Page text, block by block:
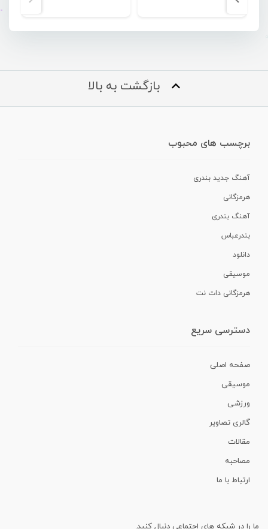
بازگشت به بالا
برچسب های محبوب
آهنگ جدید بندری
هرمزگانی
آهنگ بندری
بندرعباس
دانلود
موسیقی
هرمزگانی دات نت
دسترسی سریع
صفحه اصلی
موسیقی
ورزشی
گالری تصاویر
مقالات
مصاحبه
ارتباط با ما
ما را در شبکه های اجتماعی دنبال کنید.